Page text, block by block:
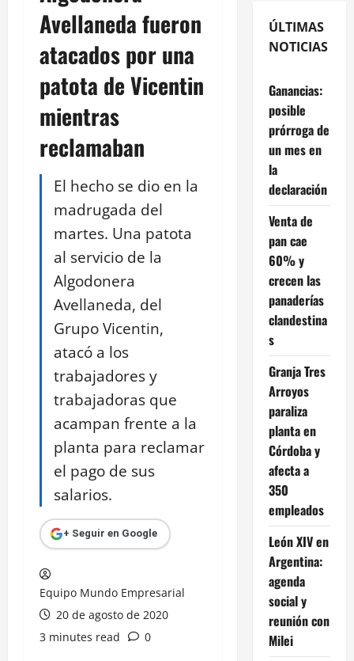
Avellaneda fueron
atacados por una
patota de Vicentin
mientras
reclamaban
El hecho se dio en la
madrugada del
martes. Una patota
al servicio de la
Algodonera
Avellaneda, del
Grupo Vicentin,
atacó a los
trabajadores y
trabajadoras que
acampan frente a la
planta para reclamar
el pago de sus
salarios.
+ Seguir en Google
Equipo Mundo Empresarial
20 de agosto de 2020
3 minutes read
0
ÚLTIMAS
NOTICIAS
Ganancias:
posible
prórroga de
un mes en
la
declaración
Venta de
pan cae
60% y
crecen las
panaderías
clandestina
s
Granja Tres
Arroyos
paraliza
planta en
Córdoba y
afecta a
350
empleados
León XIV en
Argentina:
agenda
social y
reunión con
Milei